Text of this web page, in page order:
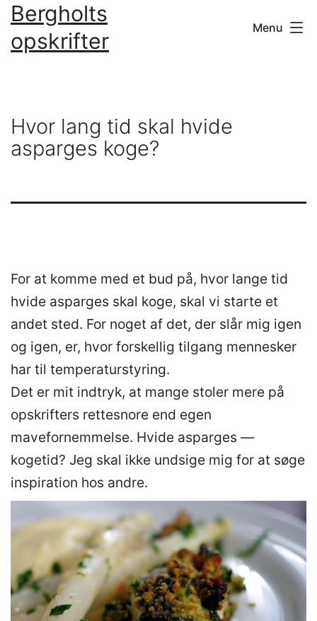
Fortsæt
indhold
Bergholts
opskrifter
Menu
Hvor lang tid skal hvide
asparges koge?
For at komme med et bud på, hvor lange tid
hvide asparges skal koge, skal vi starte et
andet sted. For noget af det, der slår mig igen
og igen, er, hvor forskellig tilgang mennesker
har til temperaturstyring.
Det er mit indtryk, at mange stoler mere på
opskrifters rettesnore end egen
mavefornemmelse. Hvide asparges —
kogetid? Jeg skal ikke undsige mig for at søge
inspiration hos andre.